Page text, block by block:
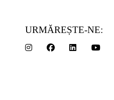
URMĂREȘTE-NE: